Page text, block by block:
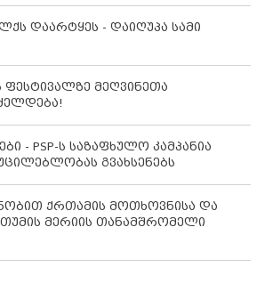
დაარტყეს - დაიღუპა სამი
ფესტივალზე მეღვინეთა
- PSP-ს საზაფხულო კამპანია
გვახსენებს
ქრთამის მოთხოვნისა და
მერიის თანამშრომელი